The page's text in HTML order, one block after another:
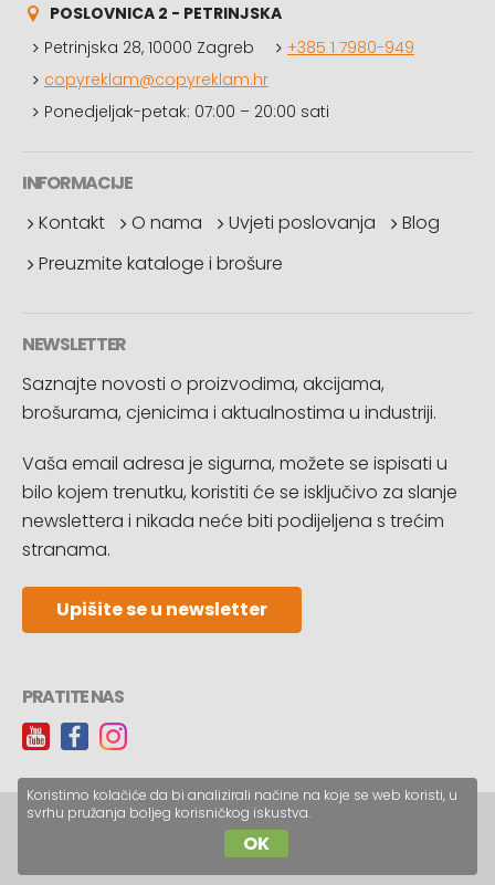
POSLOVNICA 2 - PETRINJSKA
Petrinjska 28, 10000 Zagreb
+385 1 7980-949
copyreklam@copyreklam.hr
Ponedjeljak-petak: 07:00 – 20:00 sati
INFORMACIJE
Kontakt
O nama Uvjeti poslovanja
Blog
Preuzmite kataloge i brošure
NEWSLETTER
Saznajte novosti o proizvodima, akcijama,
brošurama, cjenicima i aktualnostima u industriji.
Vaša email adresa je sigurna, možete se ispisati u
bilo kojem trenutku, koristiti će se isključivo za slanje
newslettera i nikada neće biti podijeljena s trećim
stranama.
Upišite se u newsletter
PRATITE NAS
Copyright © CopyReklam d.o.o.
Koristimo kolačiće da bi analizirali načine na koje se web koristi, u
svrhu pružanja boljeg korisničkog iskustva.
OK